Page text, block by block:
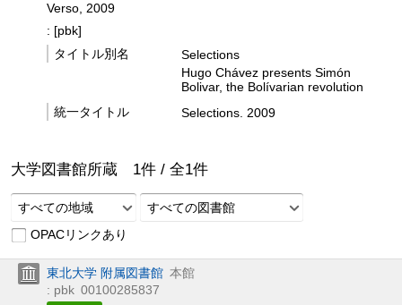
Verso, 2009
: [pbk]
タイトル別名
Selections
Hugo Chávez presents Simón
Bolivar, the Bolívarian revolution
統一タイトル
Selections. 2009
大学図書館所蔵 1件 / 全1件
すべての地域
すべての図書館
OPACリンクあり
東北大学 附属図書館 本館
: pbk 00100285837